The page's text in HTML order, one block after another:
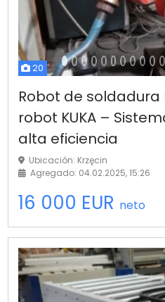
20
Robot de soldadura
robot KUKA –
alta eficiencia
Ubicación: Krzęcin
Agregado: 04.02.2025, 15:26
16 000 EUR neto